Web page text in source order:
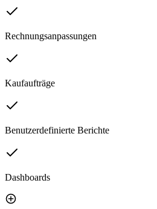
Rechnungsanpassungen
Kaufaufträge
Benutzerdefinierte Berichte
Dashboards